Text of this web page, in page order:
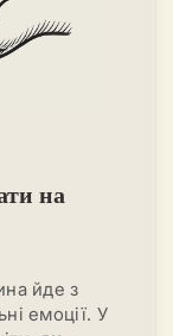
на
йде з
емоції. У